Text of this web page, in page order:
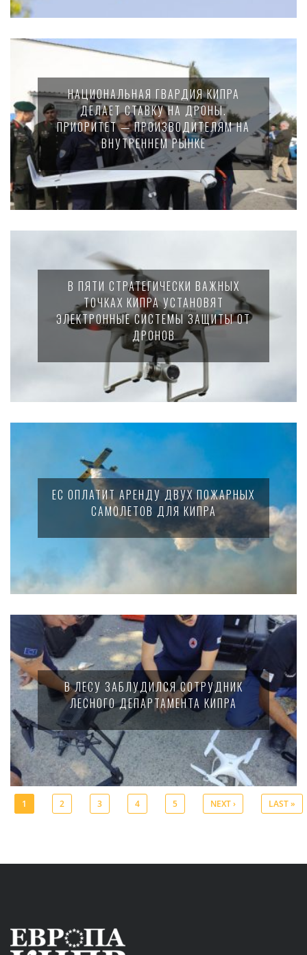
НАЦИОНАЛЬНАЯ ГВАРДИЯ КИПРА
ДЕЛАЕТ СТАВКУ НА ДРОНЫ.
ПРИОРИТЕТ — ПРОИЗВОДИТЕЛЯМ НА
ВНУТРЕННЕМ РЫНКЕ
В ПЯТИ СТРАТЕГИЧЕСКИ ВАЖНЫХ
ТОЧКАХ КИПРА УСТАНОВЯТ
ЭЛЕКТРОННЫЕ СИСТЕМЫ ЗАЩИТЫ ОТ
ДРОНОВ
ЕС ОПЛАТИТ АРЕНДУ ДВУХ ПОЖАРНЫХ
САМОЛЕТОВ ДЛЯ КИПРА
В ЛЕСУ ЗАБЛУДИЛСЯ СОТРУДНИК
ЛЕСНОГО ДЕПАРТАМЕНТА КИПРА
1 2 3 4 5 NEXT › LAST »